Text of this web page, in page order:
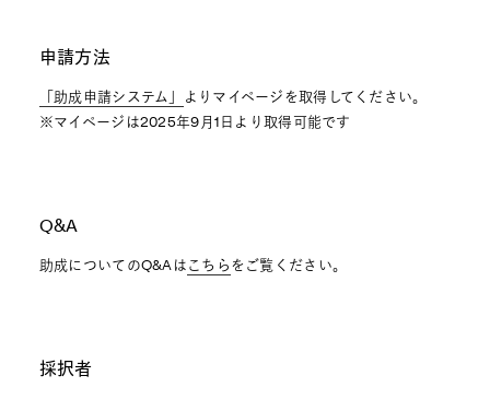
申請方法
「助成申請システム」
よりマイページを取得してください。
※マイページは2025年9月1日より取得可能です
Q&A
助成についてのQ&Aは こちら をご覧ください。
採択者